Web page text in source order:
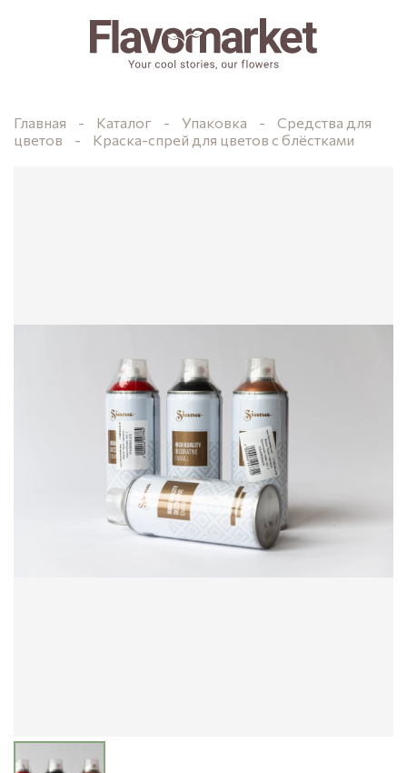
Главная Каталог Упаковка
Средства для
цветов
Краска-спрей для цветов с блёстками